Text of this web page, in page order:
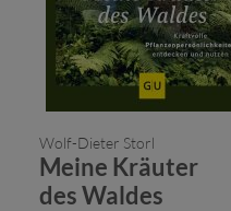
Wolf-Dieter Storl
Meine Kräuter
des Waldes